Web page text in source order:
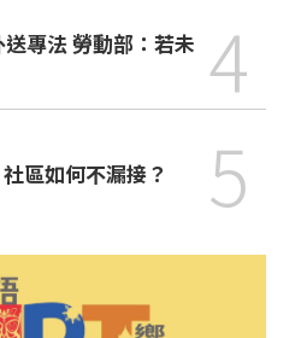
專法 勞動部：若未 4
區如何不漏接？ 5